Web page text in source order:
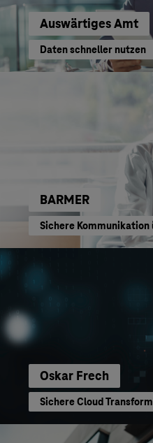
Auswärtiges Amt
Daten schneller nutzen
BARMER
Sichere Kommunikation
Oskar Frech
Sichere Cloud